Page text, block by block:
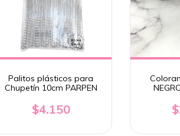
Palitos plásticos para
Chupetín 10cm PARPEN
$4.150